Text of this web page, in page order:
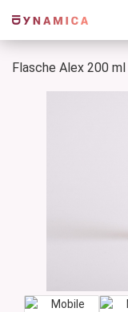
Flasche Alex 200